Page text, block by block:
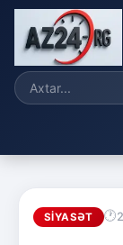
SIYASƏT